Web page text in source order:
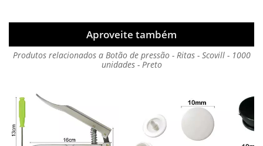
Aproveite também
Produtos relacionados a Botão de pressão - Ritas - Scovill - 1000
unidades - Preto